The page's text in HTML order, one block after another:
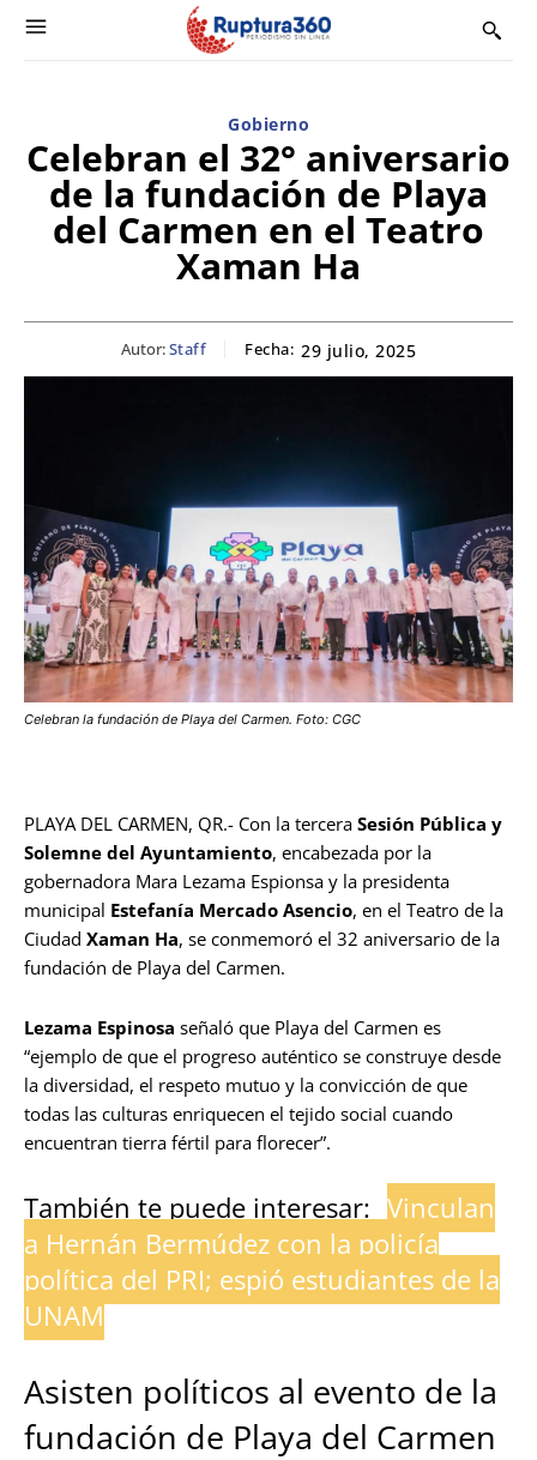
Gobierno
Celebran el 32° aniversario
de la fundación de Playa
del Carmen en el Teatro
Xaman Ha
Autor:Staff Fecha: 29 julio, 2025
Celebran la fundación de Playa del Carmen. Foto: CGC
PLAYA DEL CARMEN, QR.- Con la tercera Sesión Pública y
Solemne del Ayuntamiento, encabezada por la
gobernadora Mara Lezama Espionsa y la presidenta
municipal Estefanía Mercado Asencio, en el Teatro de la
Ciudad Xaman Ha, se conmemoró el 32 aniversario de la
fundación de Playa del Carmen.
Lezama Espinosa señaló que Playa del Carmen es
“ejemplo de que el progreso auténtico se construye desde
la diversidad, el respeto mutuo y la convicción de que
todas las culturas enriquecen el tejido social cuando
encuentran tierra fértil para florecer”.
También te puede interesar: Vinculan
a Hernán Bermúdez con la policía
política del PRI; espió estudiantes de la
UNAM
Asisten políticos al evento de la
fundación de Playa del Carmen